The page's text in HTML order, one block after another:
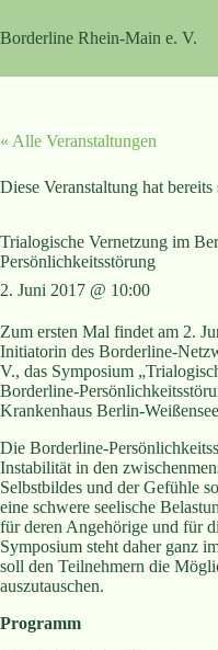
Inhalt
springen
Borderline Rhein-Main e. V.
« Alle Veranstaltungen
Diese Veranstaltung hat bereits
Trialogische Vernetzung im
Persönlichkeitsstörung
2. Juni 2017 @ 10:00
Zum ersten Mal findet am 2.
Initiatorin des Borderline-
V., das Symposium
Borderline-
Krankenhaus Berlin-
Die Borderline-
Instabilität in den
Selbstbildes und der Gefühle
eine schwere seelische
für deren Angehörige und für
Symposium steht daher ganz
soll den Teilnehmern die
auszutauschen.
Programm